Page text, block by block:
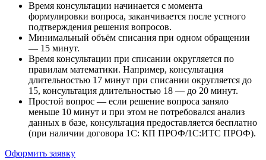
Время консультации начинается с момента
формулировки вопроса, заканчивается после устного
подтверждения решения вопросов.
Минимальный объём списания при одном обращении
— 15 минут.
Время консультации при списании округляется по
правилам математики. Например, консультация
длительностью 17 минут при списании округляется до
15, консультация длительностью 18 — до 20 минут.
Простой вопрос — если решение вопроса заняло
меньше 10 минут и при этом не потребовался анализ
данных в базе, консультация предоставляется бесплатно
(при наличии договора 1С: КП ПРОФ/1С:ИТС ПРОФ).
Оформить заявку